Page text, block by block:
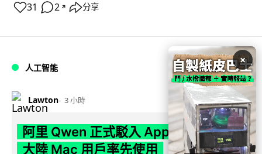
31 2 ↗ 分享
人工智能
Lawton 3 小時
阿里 Qwen 正式駁入 Apple 生態 中國
大陸 Mac 用戶率先使用
×